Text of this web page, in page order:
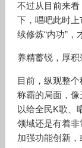
不过从目前来
下，唱吧此时
续修炼“内功”，
养精蓄锐，厚积
目前，纵观整
称霸的局面，
以给全民K歌、
领域还是有着非
加强功能创新